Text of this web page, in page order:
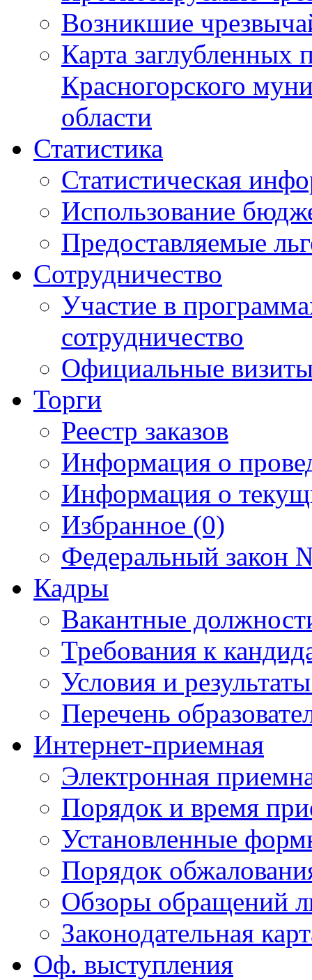
Возникшие
Карта
Красногорского
области
Статистика
Статистическая
Использование
Предоставляемые
Сотрудничество
Участие в
сотрудничество
Официальные
Торги
Реестр заказов
Информация о
Информация о
Избранное (0)
Федеральный закон
Кадры
Вакантные
Требования к
Условия и
Перечень
Интернет-приемная
Электронная
Порядок и время
Установленные
Порядок
Обзоры обращений
Законодательная
Оф. выступления